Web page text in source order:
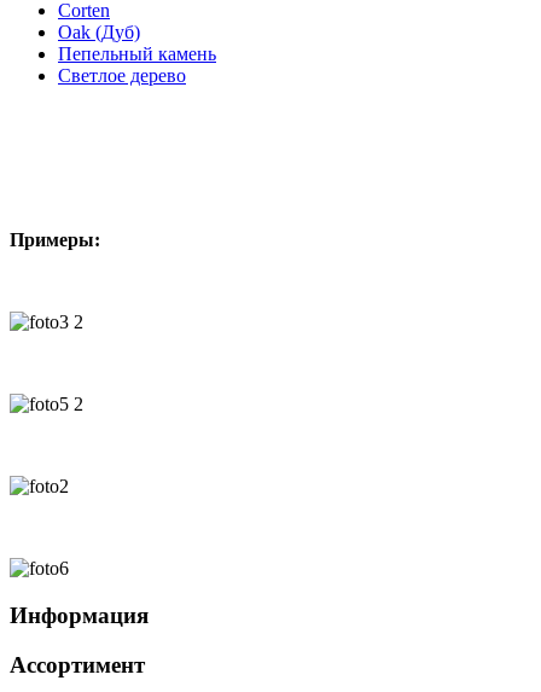
Corten
Oak (Дуб)
Пепельный камень
Светлое дерево
Примеры:
Информация
Ассортимент